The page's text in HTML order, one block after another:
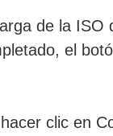
de la ISO
el
clic en